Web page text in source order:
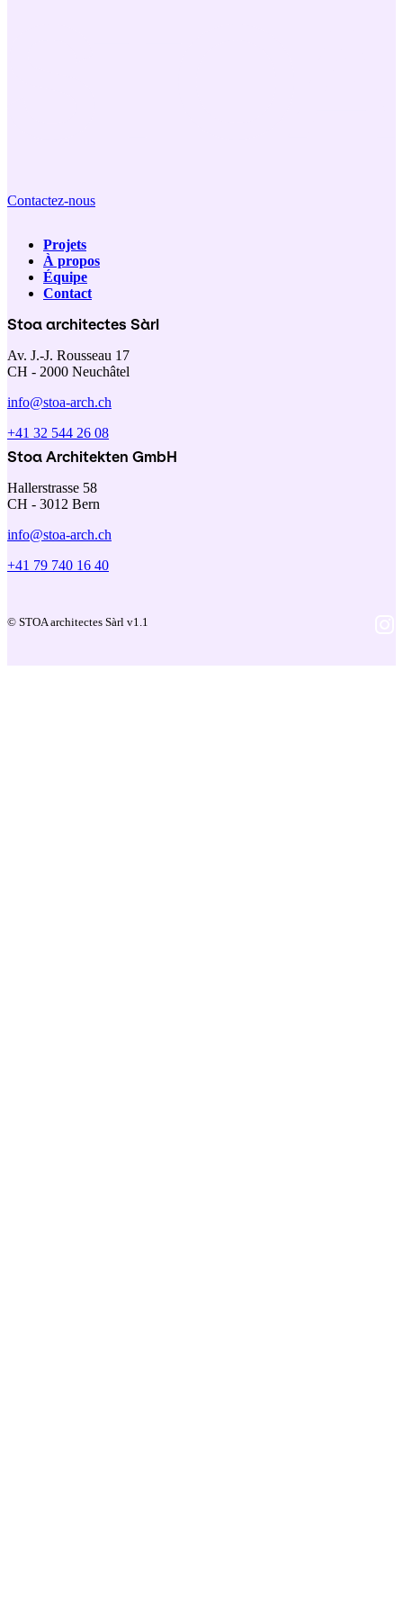
Contactez-nous
Navigation
principale
Projets
À propos
Équipe
Contact
Stoa architectes Sàrl
Av. J.-J. Rousseau 17
CH - 2000 Neuchâtel
info@stoa-arch.ch
+41 32 544 26 08
Stoa Architekten GmbH
Hallerstrasse 58
CH - 3012 Bern
info@stoa-arch.ch
+41 79 740 16 40
© STOA architectes Sàrl v1.1